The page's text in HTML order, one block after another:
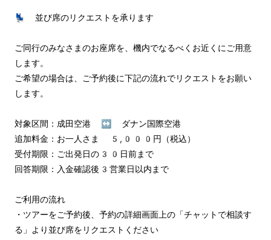
💺 並び席のリクエストを承ります
ご同行のみなさまのお座席を、機内でなるべくお近くにご用意
します。
ご希望の場合は、ご予約後に下記の流れでリクエストをお願い
します。
対象区間：成田空港 ↔︎ ダナン国際空港
追加料金：お一人さま 5,000円（税込）
受付期限：ご出発日の30日前まで
回答期限：入金確認後3営業日以内まで
ご利用の流れ
・ツアーをご予約後、予約の詳細画面上の「チャットで相談す
る」より並び席をリクエストください